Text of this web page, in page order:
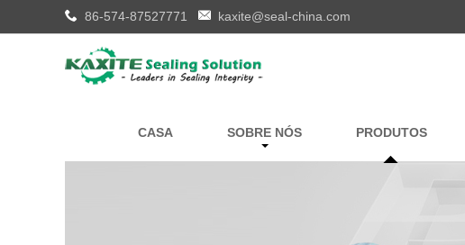
86-574-87527771 kaxite@seal-china.com
CASA SOBRE NÓS PRODUTOS